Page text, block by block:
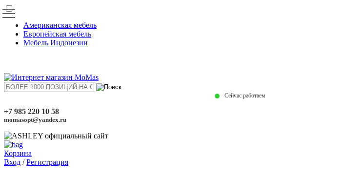
Американская мебель
Европейская мебель
Мебель Индонезии
Сейчас работаем
+7 985 220 10 58
momasopt@yandex.ru
Корзина
Вход /Регистрация